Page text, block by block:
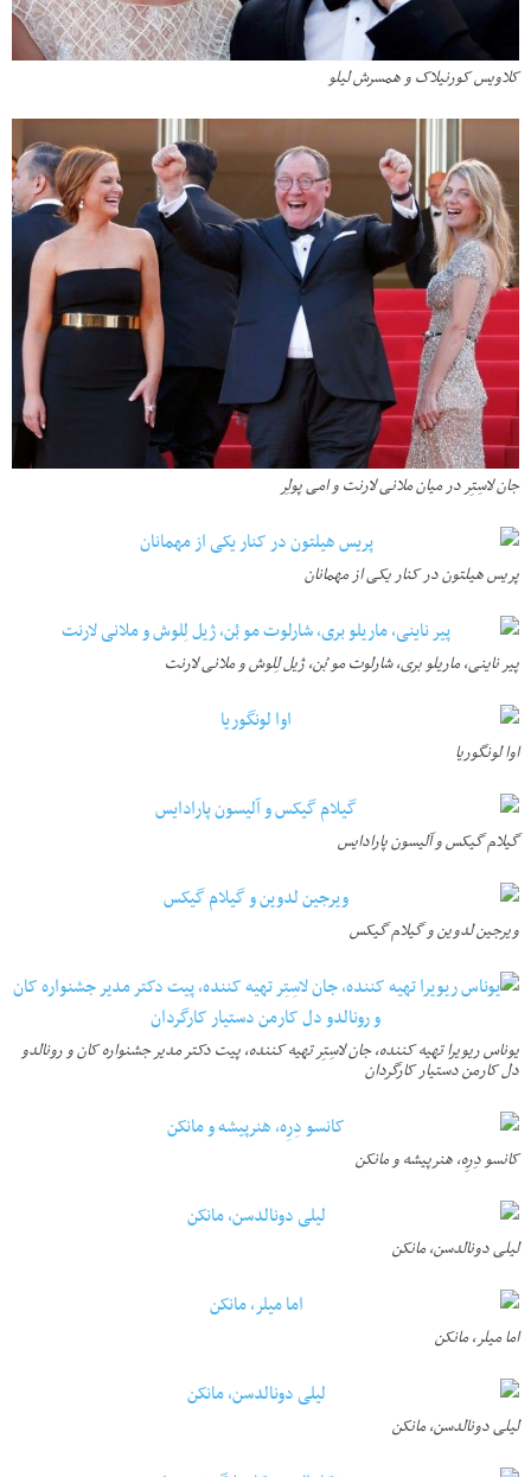
کلاویس کورنیلاک و همسرش لیلو
جان لاسِتِر در میان ملانی لارنت و امی پولِر
پریس هیلتون در کنار یکی از مهمانان
پیر ناینی، ماریلو بری، شارلوت مو بُن، ژیل لِلوش و ملانی لارنت
اوا لونگوریا
گیلام گیکس و آلیسون پارادایس
ویرجین لدوین و گیلام گیکس
یوناس ریویرا تهیه کننده، جان لاسِتِر تهیه کننده، پیت دکتر مدیر جشنواره کان و رونالدو
دل کارمن دستیار کارگردان
کانسو دِرِه، هنرپیشه و مانکن
لیلی دونالدسن، مانکن
اما میلر، مانکن
لیلی دونالدسن، مانکن